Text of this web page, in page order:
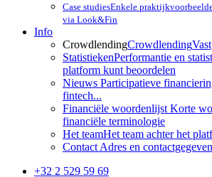
Case studiesEnkele
via Look&Fin
Info
CrowdlendingCrowdlending
StatistiekenPerformantie en
platform kunt beoordelen
Nieuws Participatieve
fintech...
Financiële woordenlijst Korte
financiële terminologie
Het teamHet team achter het
Contact Adres en
+32 2 529 59 69